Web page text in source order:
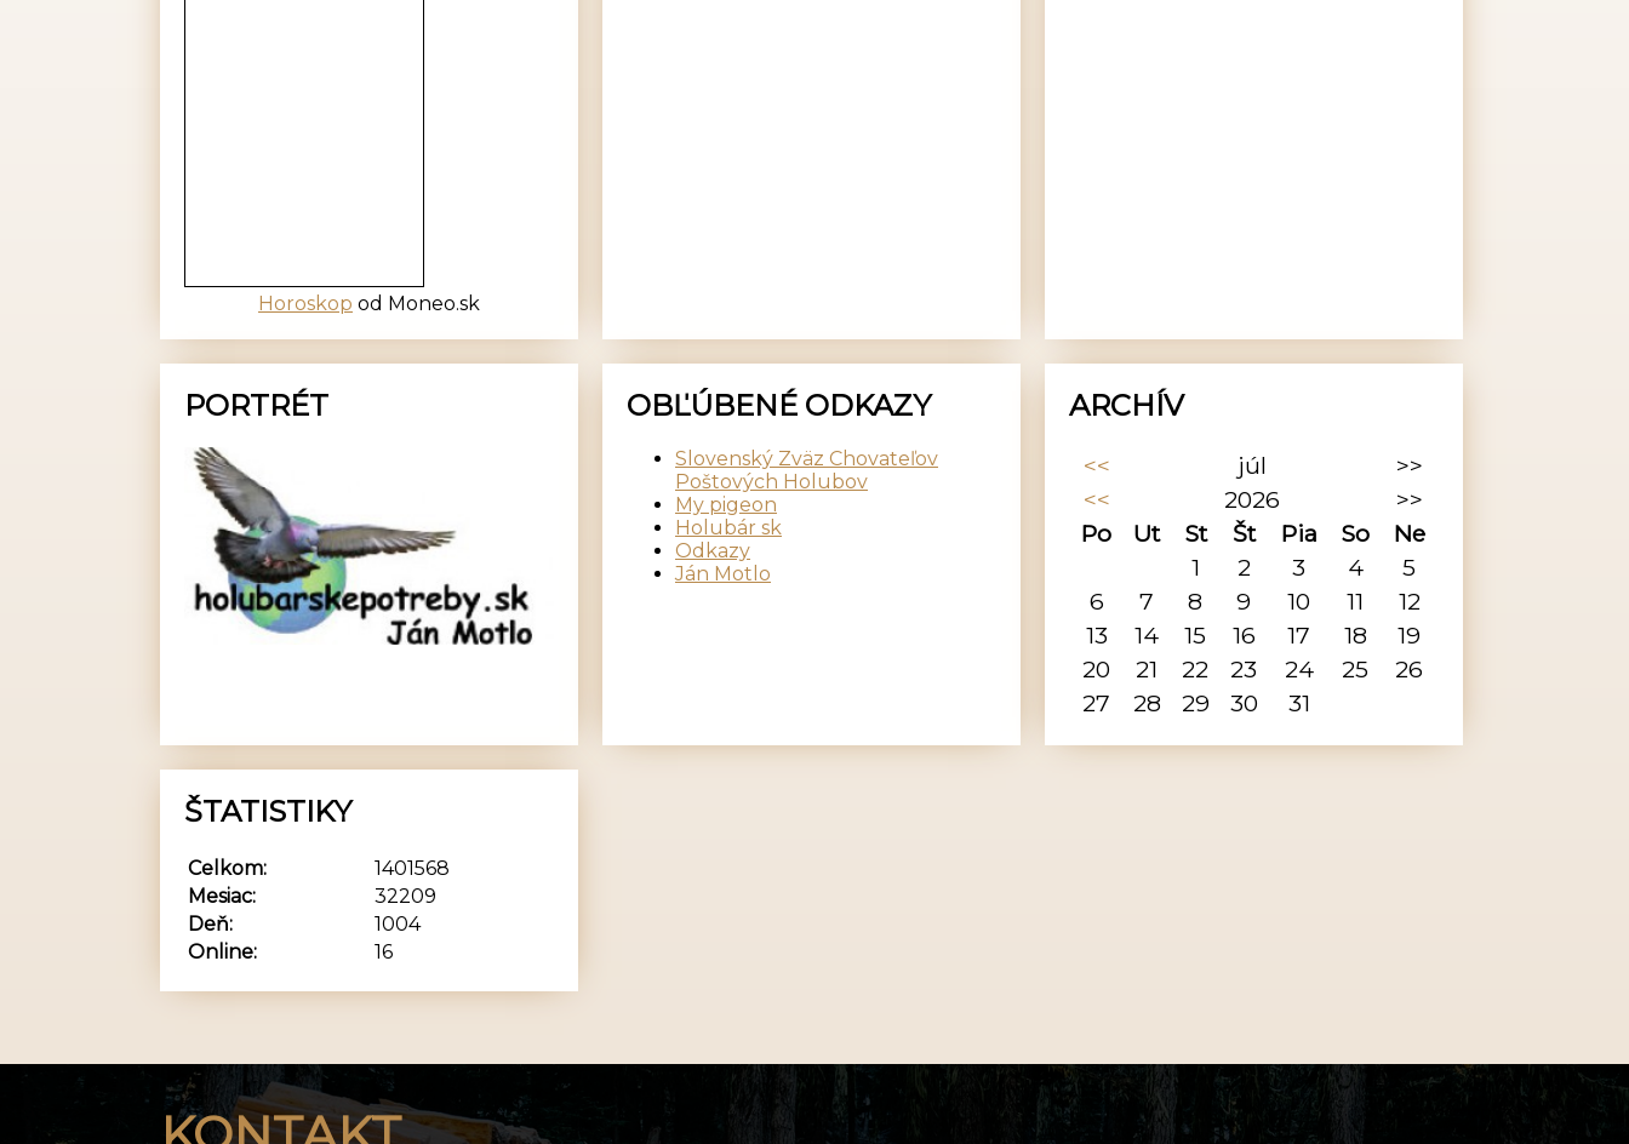
Horoskop od Moneo.sk
PORTRÉT OBĽÚBENÉ ODKAZY
Slovenský Zväz Chovateľov
Poštových Holubov
My pigeon
Holubár sk
Odkazy
Ján Motlo
ARCHÍV
<< júl
>>
<<
2026
>>
Po
Ut St Št Pia So
Ne
1
2 3 4
5
6
7 8 9 10 11
12
13
14 15 16 17 18
19
20
21 22 23 24 25
26
27
28 29 30 31
ŠTATISTIKY
Online: 16
Celkom:
1401568
Mesiac:
32209
Deň:
1004